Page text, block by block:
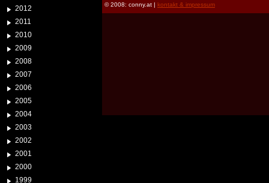
2012
2011
2010
2009
2008
2007
2006
2005
2004
2003
2002
2001
2000
1999
© 2008: conny.at | kontakt & impressum